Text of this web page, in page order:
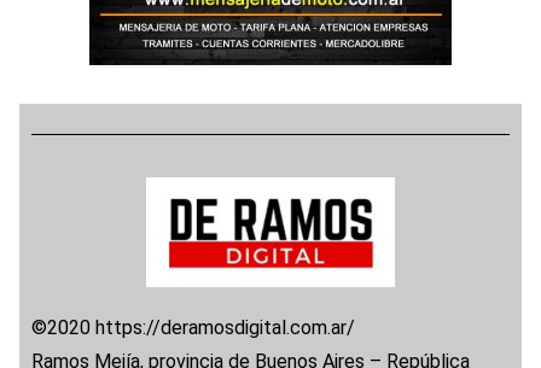
©2020 https://deramosdigital.com.ar/
Ramos Mejía, provincia de Buenos Aires – República